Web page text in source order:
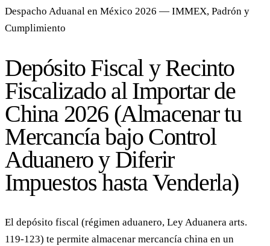
Despacho Aduanal en México 2026 — IMMEX, Padrón y
Cumplimiento
Depósito Fiscal y Recinto
Fiscalizado al Importar de
China 2026 (Almacenar tu
Mercancía bajo Control
Aduanero y Diferir
Impuestos hasta Venderla)
El depósito fiscal (régimen aduanero, Ley Aduanera arts.
119-123) te permite almacenar mercancía china en un